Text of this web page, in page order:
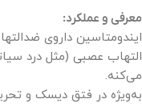
معرفی و عملکرد:
ایندومتاسین داروی
التهاب عصبی (مثل درد
می‌کنه.
به‌ویژه در فتق دیسک و